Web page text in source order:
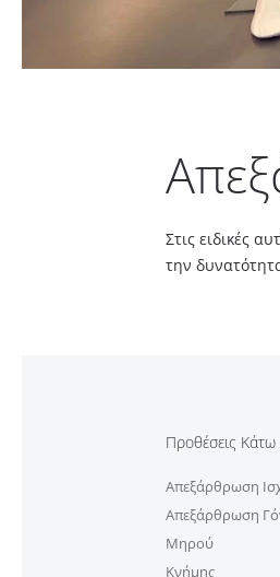
Στις ειδικές
την
Προθέσεις
Απεξάρθρωση
Απεξάρθρωση
Μηρού
Κνήμης